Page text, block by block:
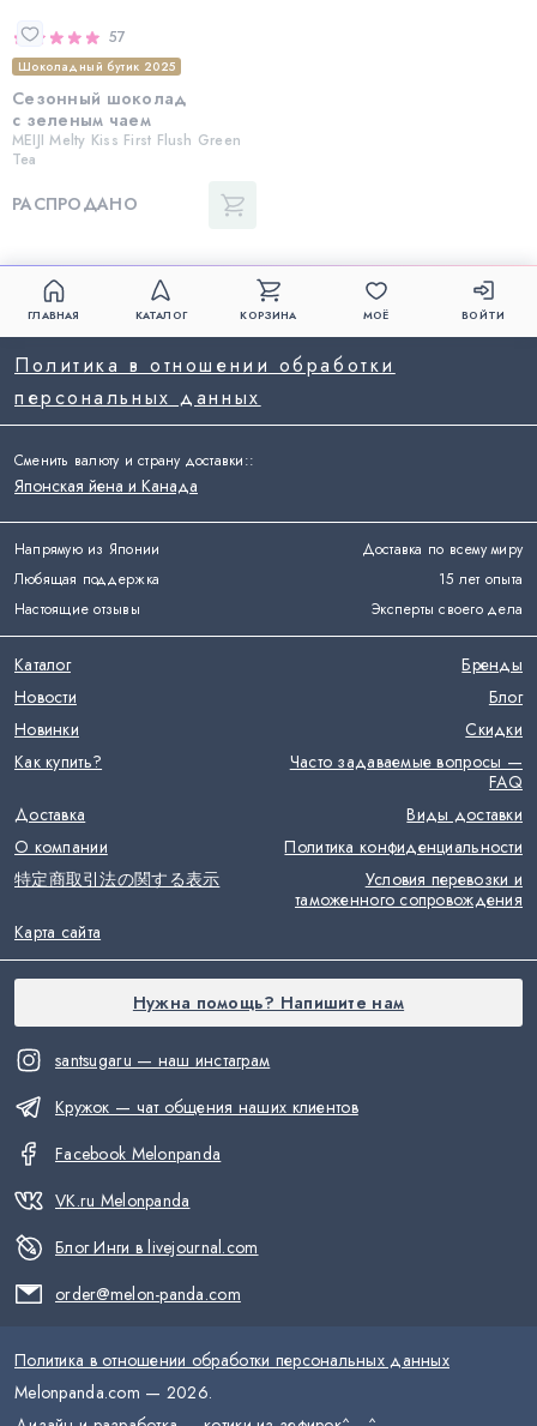
57
Шоколадный бутик 2025
Сезонный шоколад
с зеленым чаем
MEIJI Melty Kiss First Flush Green
Tea
РАСПРОДАНО
ГЛАВНАЯ КАТАЛОГ КОРЗИНА МОЁ ВОЙТИ
Напрямую из Японии
Доставка по всему миру
Любящая поддержка
15 лет опыта
Настоящие отзывы
Эксперты своего дела
santsugaru — наш инстаграм
Кружок — чат общения наших клиентов
Facebook Melonpanda
VK.ru Melonpanda
Блог Инги в livejournal.com
order@melon-panda.com
Политика в отношении обработки
персональных данных
Каталог
Бренды
Новости
Блог
Новинки
Скидки
Как купить?
Часто задаваемые вопросы —
FAQ
Доставка
Виды доставки
О компании
Политика конфиденциальности
特定商取引法の関する表示
Условия перевозки и
таможенного сопровождения
Карта сайта
Сменить валюту и страну доставки::
Японская йена и Канада
Нужна помощь? Напишите нам
Политика в отношении обработки персональных данных
Melonpanda.com — 2026.